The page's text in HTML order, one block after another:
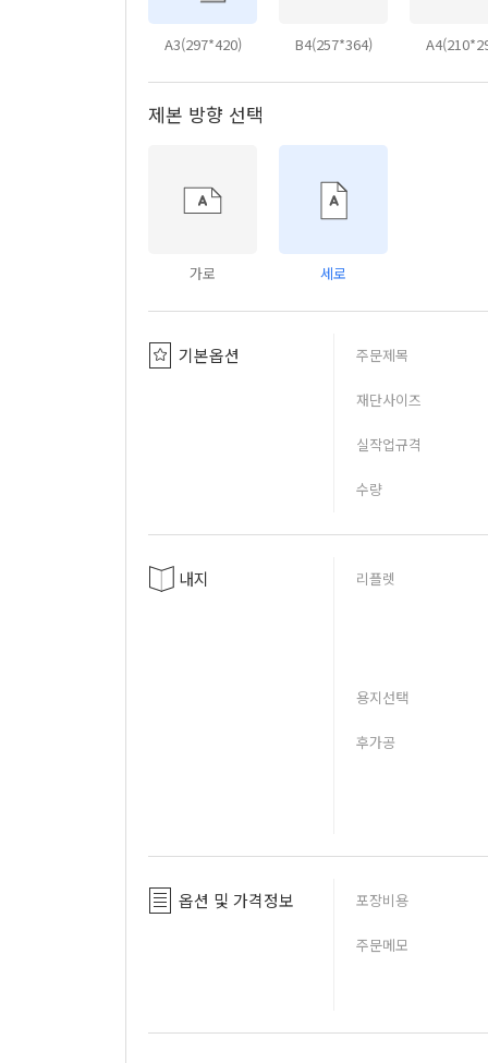
A3(297*420) B4(257*364)
제본 방향 선택
가로 세로
기본옵션 주문제목
재단사이즈
실작업규격
수량
내지 리플렛
용지선택
후가공
옵션 및 가격정보 포장비용
주문메모